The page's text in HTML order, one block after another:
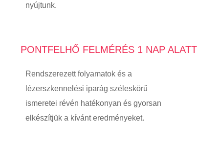
nyújtunk.
PONTFELHŐ FELMÉRÉS 1 NAP ALATT
Rendszerezett folyamatok és a
lézerszkennelési iparág széleskörű
ismeretei révén hatékonyan és gyorsan
elkészítjük a kívánt eredményeket.